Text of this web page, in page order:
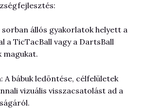
sorban állós gyakorlatok helyett a
a TicTacBall vagy a DartsBall
magukat.
A bábuk ledöntése, célfelületek
vizuális visszacsatolást ad a